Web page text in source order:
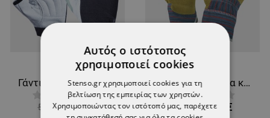
Γάντια από δέρμα αρνιού και ύφασμα BIKE
5,95 € 5,36 €
Γάντια από δέρμα και ύφασμα DORI
2,23 € 2,01 €
Αυτός ο ιστότοπος
χρησιμοποιεί cookies
Stenso.gr χρησιμοποιεί cookies για τη
βελτίωση της εμπειρίας των χρηστών.
Χρησιμοποιώντας τον ιστότοπό μας, παρέχετε